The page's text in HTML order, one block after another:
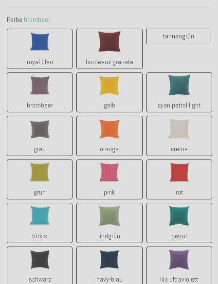
Farbe brombeer
royal blau
royal blau
bordeaux granate
bordeaux granate tannengrün
brombeer
brombeer
gelb
gelb
cyan petrol light
cyan petrol
grau
grau
orange
orange
creme
creme
grün
grün
pink
pink
rot
rot
türkis
türkis
lindgrün
lindgrün
petrol
petrol
schwarz
schwarz
navy-blau
navy-blau
lila ultraviolett
lila ultraviolett